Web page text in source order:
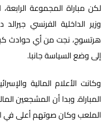
وزير الداخلية الفرنسي جيرالد
هرتسوج، نجت من أي حوادث
إلى وضع السياسة جانبا.
وكانت الأعلام المالية
المباراة. وبدا أن المشجعين
الملعب وكان صوتهم أعلى في